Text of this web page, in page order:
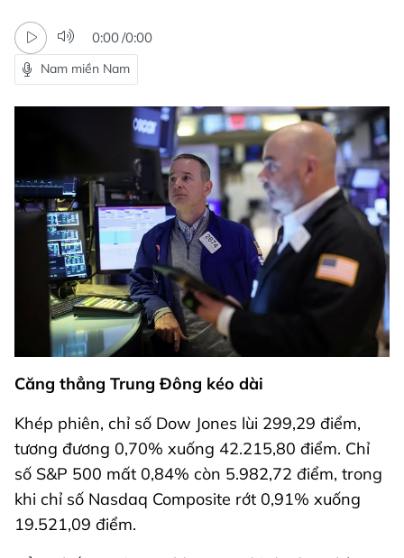
0:00/0:00
Nam miền Nam
Căng thẳng Trung Đông kéo dài
Khép phiên, chỉ số Dow Jones lùi 299,29 điểm,
tương đương 0,70% xuống 42.215,80 điểm. Chỉ
số S&P 500 mất 0,84% còn 5.982,72 điểm, trong
khi chỉ số Nasdaq Composite rớt 0,91% xuống
19.521,09 điểm.